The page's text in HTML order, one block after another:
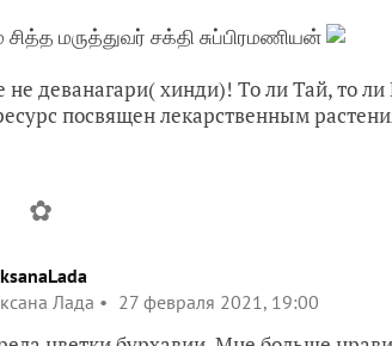
சித்த மருத்துவர் சக்தி சுப்பிரமணியன்
не деванагари( хинди)! То ли Тай, то
посвящен лекарственным
✿
Лада
27 февраля 2021, 19:00